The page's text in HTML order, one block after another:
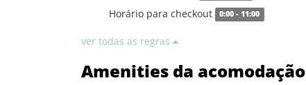
Horário para checkout 0:00 - 11:00
ver todas as regras
Amenities da acomodação